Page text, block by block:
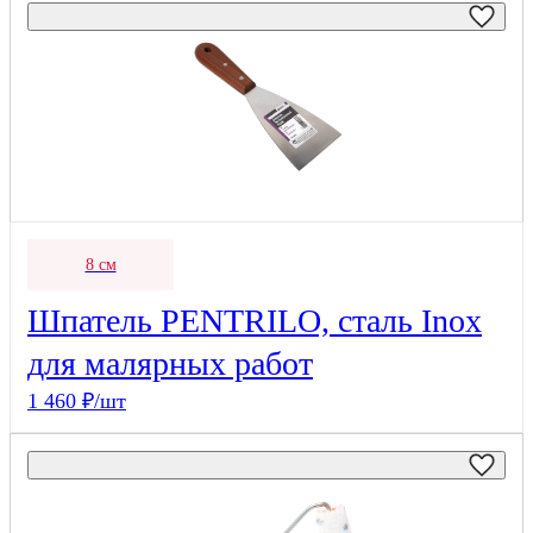
8 см
Шпатель PENTRILO, сталь Inox
для малярных работ
1 460 ₽/шт